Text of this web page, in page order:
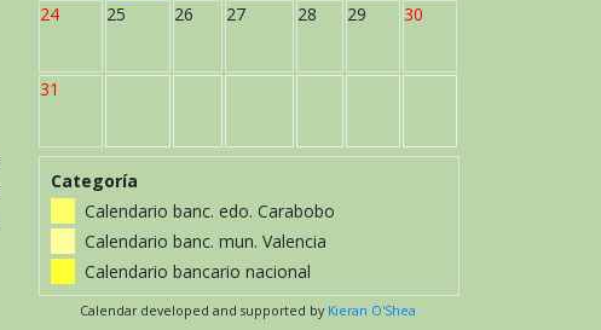
24 25 26 27 28 29 30
31
Categoría
Calendario banc. edo. Carabobo
Calendario banc. mun. Valencia
Calendario bancario nacional
Calendar developed and supported by Kieran O'Shea